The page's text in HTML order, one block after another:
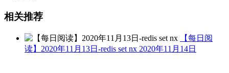
相关推荐
【每日阅
读】2020年11月13日-redis set nx 2020年11月14日